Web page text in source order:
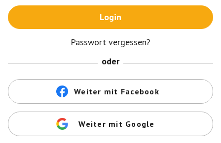
Login
Passwort vergessen?
oder
Weiter mit Facebook
Weiter mit Google